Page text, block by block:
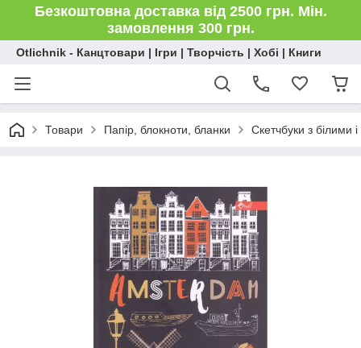
Безкоштовна доставка від 2500 грн. Мін.
замовлення 300 грн.
Otlichnik - Канцтовари | Ігри | Творчість | Хобі | Книги
Товари Папір, блокноти, бланки Скетчбуки з білими